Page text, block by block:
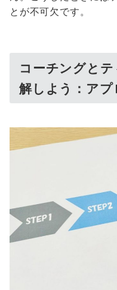
とが不可欠です。
コーチングと
解しよう：ア